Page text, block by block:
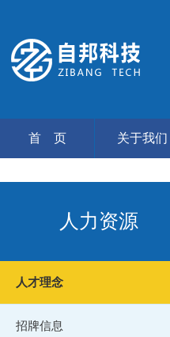
首 页 关于我们
人力资源
人才理念
招牌信息